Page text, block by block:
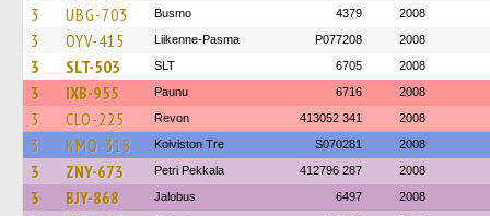
3 UBG-703 Busmo 4379 2008
3 OYV-415 Liikenne-Pasma P077208 2008
3 SLT-503 SLT 6705 2008
3 IXB-955 Paunu 6716 2008
3 CLO-225 Revon 413052 341 2008
3 KMO-318 Koiviston Tre S070281 2008
3 ZNY-673 Petri Pekkala 412796 287 2008
3 BJY-868 Jalobus 6497 2008